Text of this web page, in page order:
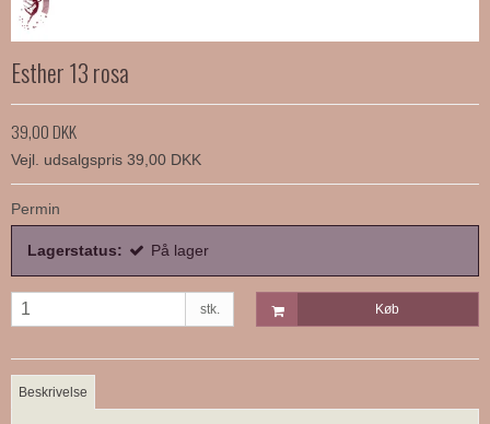
Esther 13 rosa
39,00 DKK
Vejl. udsalgspris 39,00 DKK
Permin
Lagerstatus: På lager
stk. Køb
Beskrivelse